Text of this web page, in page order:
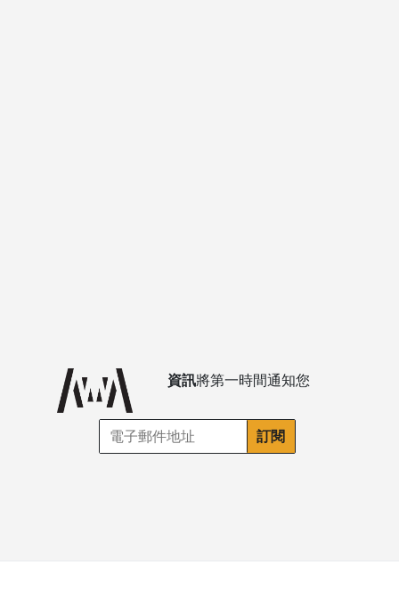
資訊將第一時間通知您